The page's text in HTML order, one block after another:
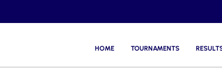
HOME TOURNAMENTS